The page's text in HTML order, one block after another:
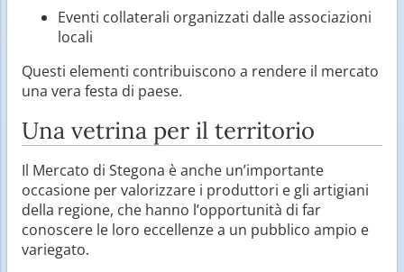
Eventi collaterali organizzati dalle associazioni
locali
Questi elementi contribuiscono a rendere il mercato
una vera festa di paese.
Una vetrina per il territorio
Il Mercato di Stegona è anche un’importante
occasione per valorizzare i produttori e gli artigiani
della regione, che hanno l’opportunità di far
conoscere le loro eccellenze a un pubblico ampio e
variegato.